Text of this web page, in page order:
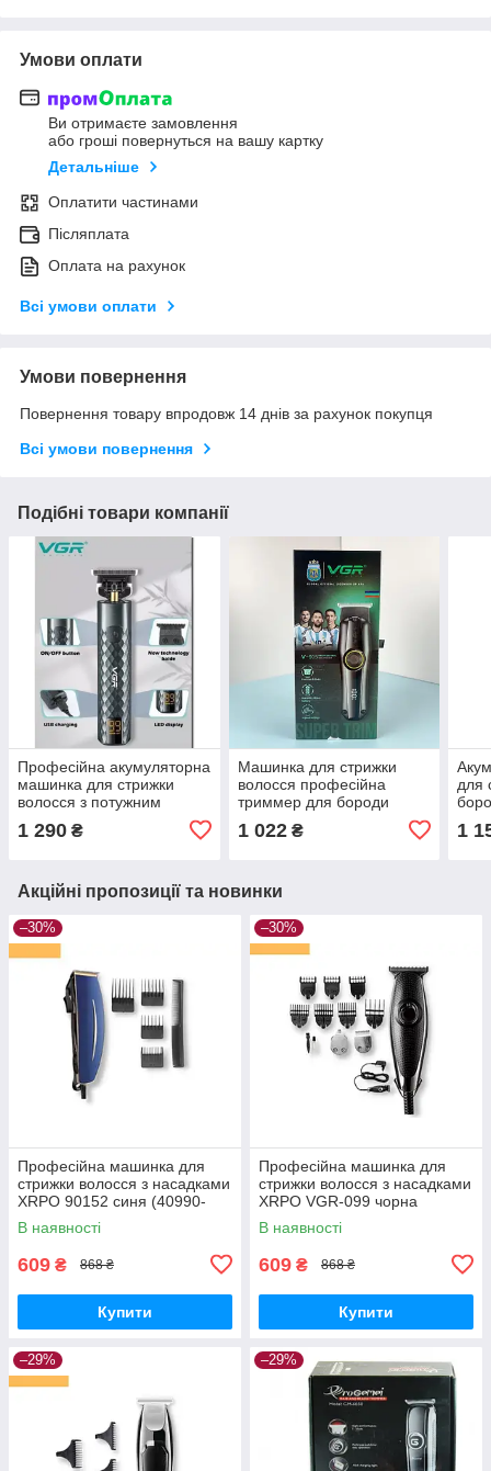
Умови оплати
Ви отримаєте замовлення
або гроші повернуться на вашу картку
Детальніше
Оплатити частинами
Післяплата
Оплата на рахунок
Всі умови оплати
Умови повернення
Повернення товару впродовж 14 днів за рахунок покупця
Всі умови повернення
Подібні товари компанії
Професійна акумуляторна
машинка для стрижки
волосся з потужним
077 (41881-V-077_483)
1 290 ₴
Машинка для стрижки
волосся професійна
триммер для бороди
905_327)
1 022₴
для
1
Акційні пропозиції та новинки
–30%
Професійна машинка для
стрижки волосся з насадками
XRPO 90152 синя (40990-
DSP-90152)
В наявності
609 ₴ 868 ₴
Купити
–30%
Професійна машинка для
стрижки волосся з насадками
XRPO VGR-099 чорна
(41467-099_378)
В наявності
609 ₴ 868 ₴
Купити
–29% –29%